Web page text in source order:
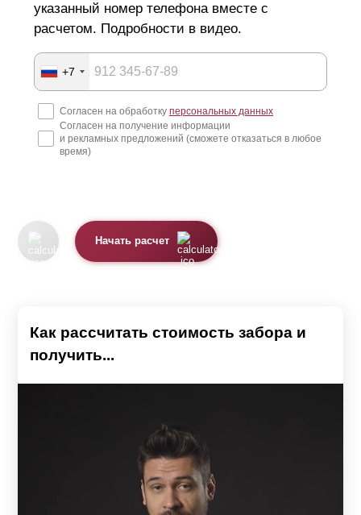
указанный номер телефона вместе с
расчетом. Подробности в видео.
+7
Согласен на обработку персональных данных
Согласен на получение информации
и рекламных предложений (сможете отказаться в любое
время)
Начать расчет
Как рассчитать стоимость забора и
получить...